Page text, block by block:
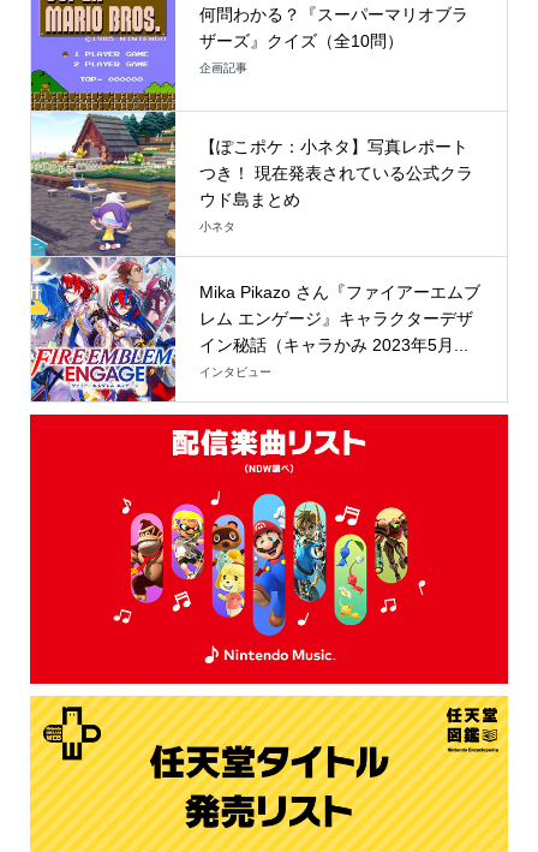
何問わかる？『スーパーマリオブラ
ザーズ』クイズ（全10問）
企画記事
【ぽこポケ：小ネタ】写真レポート
つき！ 現在発表されている公式クラ
ウド島まとめ
小ネタ
Mika Pikazo さん『ファイアーエムブ
レム エンゲージ』キャラクターデザ
イン秘話（キャラかみ 2023年5月...
インタビュー